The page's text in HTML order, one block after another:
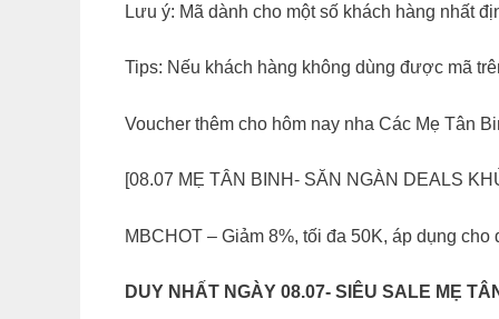
Lưu ý: Mã dành cho một số khách hàng nhất
Tips: Nếu khách hàng không dùng được mã
Voucher thêm cho hôm nay nha Các Mẹ Tân
[08.07 MẸ TÂN BINH- SĂN NGÀN DEALS
MBCHOT – Giảm 8%, tối đa 50K, áp dụng
DUY NHẤT NGÀY 08.07- SIÊU SALE MẸ